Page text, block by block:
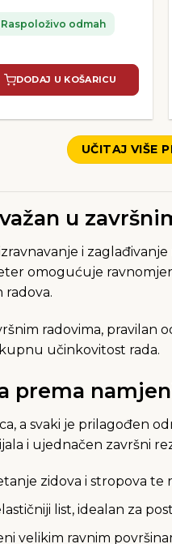
Raspoloživo odmah
DODAJ U KOŠARICU
UČITAJ VIŠE
u
i
omogućuje
radova.
radovima, pravilan
učinkovitost rada.
prema
a svaki je prilagođen
i ujednačen završni
zidova i stropova te
list, idealan za
velikim ravnim